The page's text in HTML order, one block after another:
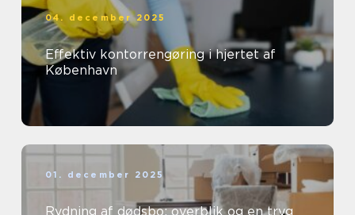
04. december 2025
Effektiv kontorrengøring i hjertet af
København
01. december 2025
Rydning af dødsbo: overblik og en tryg